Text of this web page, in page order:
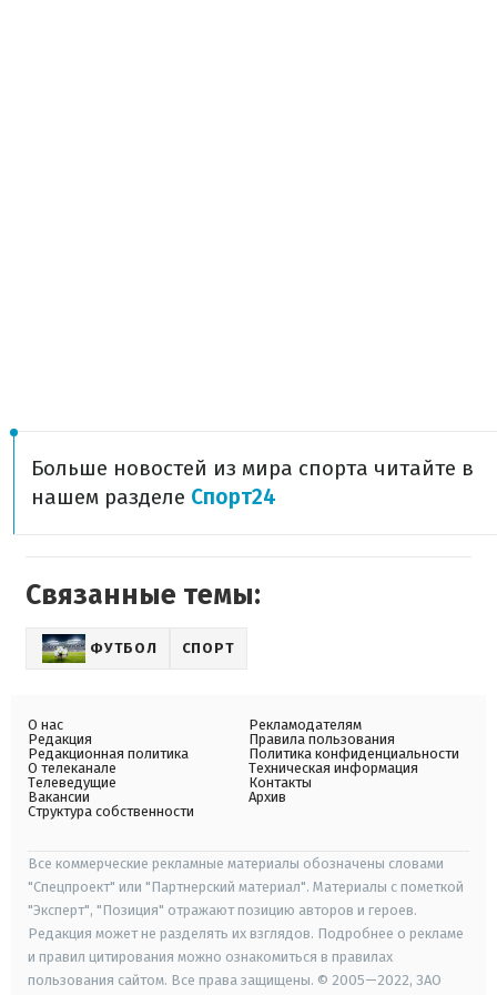
Больше новостей из мира спорта читайте в
нашем разделе Спорт24
Связанные темы:
ФУТБОЛ СПОРТ
О нас
Редакция
Редакционная политика
О телеканале
Телеведущие
Вакансии
Структура собственности
Рекламодателям
Правила пользования
Политика конфиденциальности
Техническая информация
Контакты
Архив
Все коммерческие рекламные материалы обозначены словами
"Спецпроект" или "Партнерский материал". Материалы с пометкой
"Эксперт", "Позиция" отражают позицию авторов и героев.
Редакция может не разделять их взглядов. Подробнее о рекламе
и правил цитирования можно ознакомиться в правилах
пользования сайтом. Все права защищены. © 2005—2022, ЗАО